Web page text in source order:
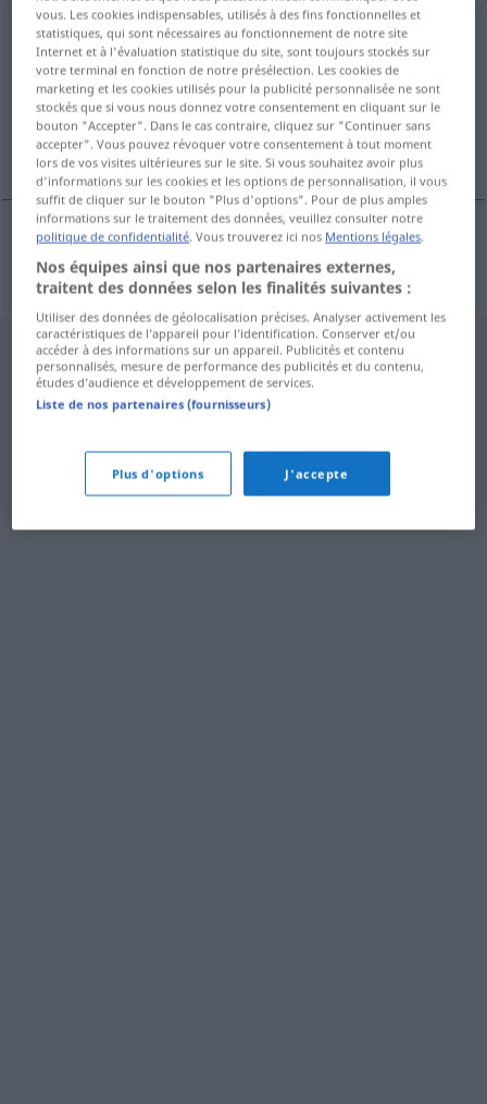
inkongruence f
Vue d'ensemble de toutes les traductions
(Pour plus d'informations, cliquez sur/touchez la traduction)
Inkongruenz
Inkongruenzf inkongruence
vous. Les cookies indispensables, utilisés à des fins fonctionnelles et
statistiques, qui sont nécessaires au fonctionnement de notre site
Internet et à l'évaluation statistique du site, sont toujours stockés sur
votre terminal en fonction de notre présélection. Les cookies de
marketing et les cookies utilisés pour la publicité personnalisée ne sont
stockés que si vous nous donnez votre consentement en cliquant sur le
bouton "Accepter". Dans le cas contraire, cliquez sur "Continuer sans
accepter". Vous pouvez révoquer votre consentement à tout moment
lors de vos visites ultérieures sur le site. Si vous souhaitez avoir plus
d'informations sur les cookies et les options de personnalisation, il vous
suffit de cliquer sur le bouton "Plus d'options". Pour de plus amples
informations sur le traitement des données, veuillez consulter notre
politique de confidentialité. Vous trouverez ici nos Mentions légales.
Nos équipes ainsi que nos partenaires externes,
traitent des données selon les finalités suivantes :
Utiliser des données de géolocalisation précises. Analyser activement les
caractéristiques de l’appareil pour l’identification. Conserver et/ou
accéder à des informations sur un appareil. Publicités et contenu
personnalisés, mesure de performance des publicités et du contenu,
études d’audience et développement de services.
Liste de nos partenaires (fournisseurs)
Plus d'options J'accepte